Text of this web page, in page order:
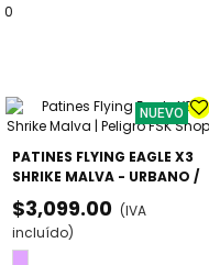
0
NUEVO
PATINES FLYING EAGLE X3
SHRIKE MALVA - URBANO /
FREESKATE
$3,099.00 (IVA
incluído)